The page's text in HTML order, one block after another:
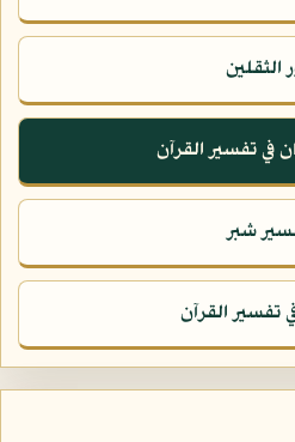
الثقلين
في تفسير القرآن
شبر
تفسير القرآن